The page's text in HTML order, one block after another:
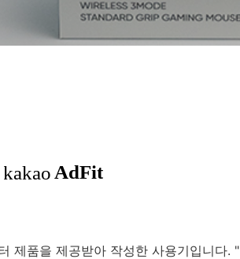
제품을 제공받아 작성한 사용기입니다. "